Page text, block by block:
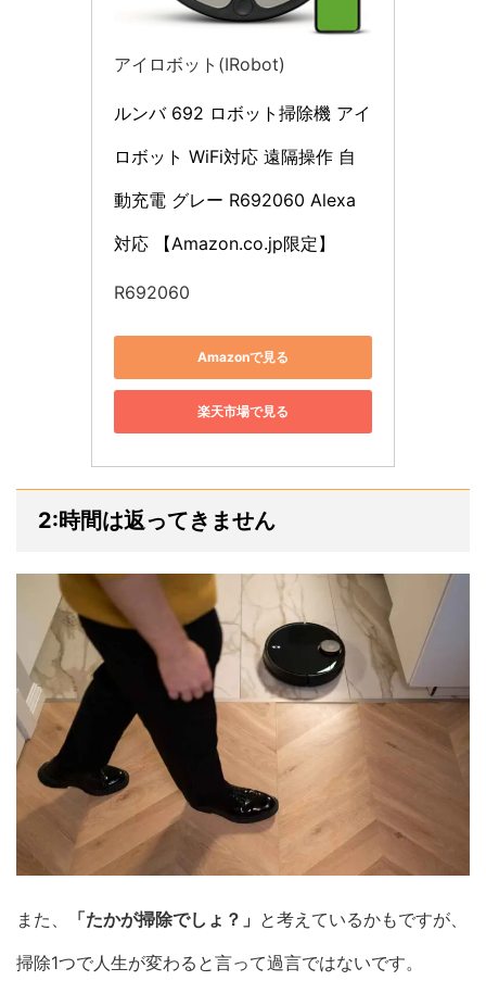
アイロボット(IRobot)
ルンバ 692 ロボット掃除機 アイ
ロボット WiFi対応 遠隔操作 自
動充電 グレー R692060 Alexa
対応 【Amazon.co.jp限定】
R692060
Amazonで見る
楽天市場で見る
2:時間は返ってきません
また、 「たかが掃除でしょ？」 と考えているかもですが、
掃除1つで人生が変わると言って過言ではないです。